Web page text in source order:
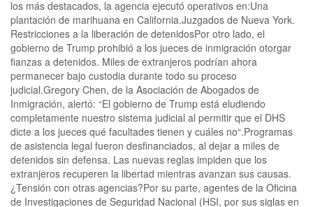
los más destacados, la agencia ejecutó operativos en:Una
plantación de marihuana en California.Juzgados de Nueva York.
Restricciones a la liberación de detenidosPor otro lado, el
gobierno de Trump prohibió a los jueces de inmigración otorgar
fianzas a detenidos. Miles de extranjeros podrían ahora
permanecer bajo custodia durante todo su proceso
judicial.Gregory Chen, de la Asociación de Abogados de
Inmigración, alertó: “El gobierno de Trump está eludiendo
completamente nuestro sistema judicial al permitir que el DHS
dicte a los jueces qué facultades tienen y cuáles no“.Programas
de asistencia legal fueron desfinanciados, al dejar a miles de
detenidos sin defensa. Las nuevas reglas impiden que los
extranjeros recuperen la libertad mientras avanzan sus causas.
¿Tensión con otras agencias?Por su parte, agentes de la Oficina
de Investigaciones de Seguridad Nacional (HSI, por sus siglas en